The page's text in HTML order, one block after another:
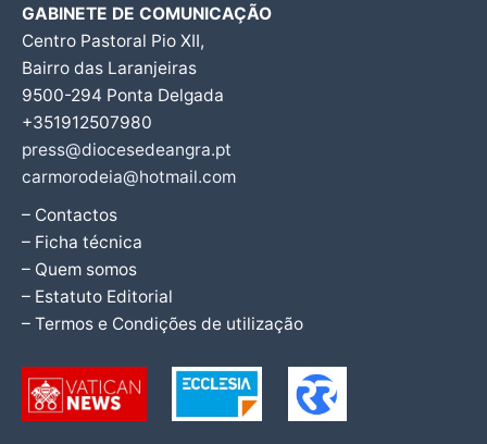
GABINETE DE COMUNICAÇÃO
Centro Pastoral Pio XII,
Bairro das Laranjeiras
9500-294 Ponta Delgada
+351912507980
press@diocesedeangra.pt
carmorodeia@hotmail.com
– Contactos
– Ficha técnica
– Quem somos
– Estatuto Editorial
– Termos e Condições de utilização